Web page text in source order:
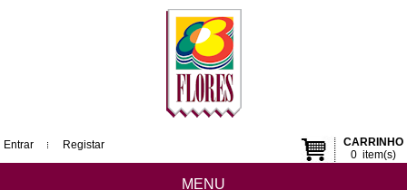
CARRINHO
0item(s)
Entrar Registar
MENU